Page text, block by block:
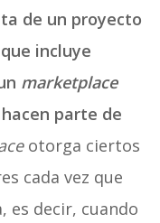
de un proyecto
incluye
marketplace
parte de
otorga ciertos
cada vez que
es decir, cuando